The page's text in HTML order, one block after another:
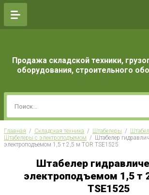
Продажа складской техники,
оборудования, строительного
Главная
  /
Складская техника
  /
Штабелеры
  /
Штабелеры с электроподъемом
/  Штабелер
электроподъемом 1,5 т 2,5 м TOR TSE1525
Штабелер
электроподъемом 1,5 т
TSE1525